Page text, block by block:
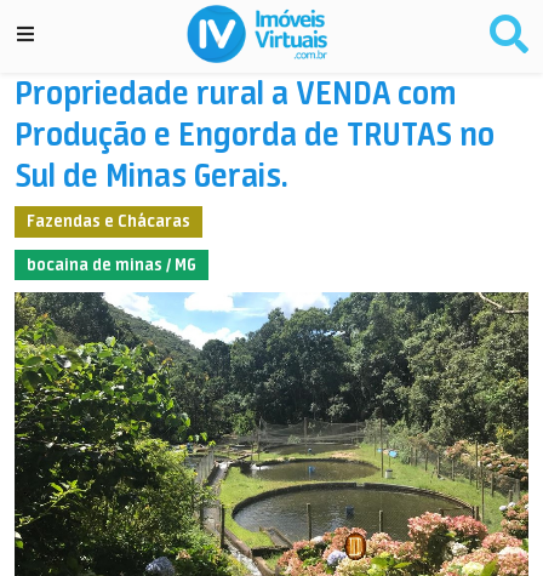
Propriedade rural a VENDA com
Produção e Engorda de TRUTAS no
Sul de Minas Gerais.
Fazendas e Chácaras
bocaina de minas / MG